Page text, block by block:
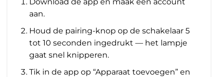
Download de app en maak een account
aan.
Houd de pairing-knop op de schakelaar 5
tot 10 seconden ingedrukt — het lampje
gaat snel knipperen.
Tik in de app op “Apparaat toevoegen” en